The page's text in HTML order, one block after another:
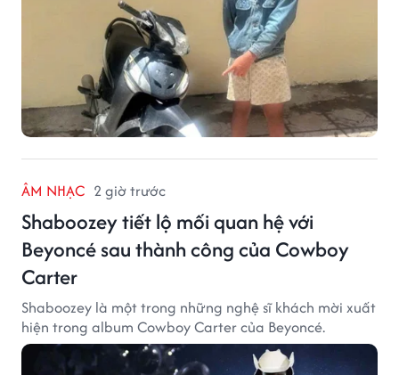
ÂM NHẠC 2 giờ trước
Shaboozey tiết lộ mối quan hệ với
Beyoncé sau thành công của Cowboy
Carter
Shaboozey là một trong những nghệ sĩ khách mời xuất
hiện trong album Cowboy Carter của Beyoncé.